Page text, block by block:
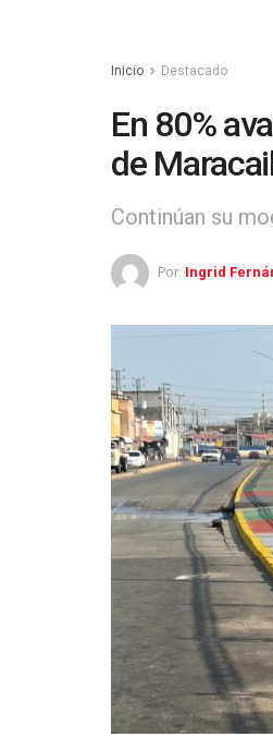
Inicio Destacado
En 80%
de
Continúan su
Por: Ingrid